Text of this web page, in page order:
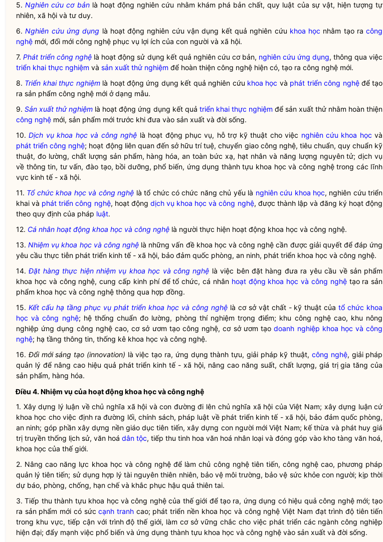
5.Nghiên cứu cơ bản là hoạt động nghiên cứu nhằm khám phá bản chất, quy luật của sự vật, hiện tượng tự
nhiên, xã hội và tư duy.
6.Nghiên cứu ứng dụng là hoạt động nghiên cứu vận dụng kết quả nghiên cứu khoa học nhằm tạo racông
nghệ mới, đổi mới công nghệ phục vụ lợi ích của con người và xã hội.
7.Phát triển công nghệ là hoạt động sử dụng kết quả nghiên cứu cơ bản, nghiên cứu ứng dụng, thông qua việc
triển khai thực nghiệm và sản xuất thử nghiệm để hoàn thiện công nghệ hiện có, tạo ra công nghệ mới.
8. Triển khai thực nghiệm là hoạt động ứng dụng kết quả nghiên cứu khoa học và phát triển công nghệđể tạo
ra sản phẩm công nghệ mới ở dạng mẫu.
9.Sản xuất thử nghiệm là hoạt động ứng dụng kết quả triển khai thực nghiệm để sản xuất thử nhằm hoàn thiện
công nghệ mới, sản phẩm mới trước khi đưa vào sản xuất và đời sống.
10.Dịch vụ khoa học và công nghệ là hoạt động phục vụ, hỗ trợ kỹ thuật cho việc nghiên cứu khoa học và
phát triển công nghệ; hoạt động liên quan đến sở hữu trí tuệ, chuyển giao công nghệ, tiêu chuẩn, quy chuẩn kỹ
thuật, đo lường, chất lượng sản phẩm, hàng hóa, an toàn bức xạ, hạt nhân và năng lượng nguyên tử; dịch vụ
về thông tin, tư vấn, đào tạo, bồi dưỡng, phổ biến, ứng dụng thành tựu khoa học và công nghệ trong các lĩnh
vực kinh tế - xã hội.
11. Tổ chức khoa học và công nghệ là tổ chức có chức năng chủ yếu là nghiên cứu khoa học, nghiên cứu triển
khai và phát triển công nghệ, hoạt động dịch vụ khoa học và công nghệ, được thành lập và đăng ký hoạt động
theo quy định của pháp luật.
12. Cá nhân hoạt động khoa học và công nghệ là người thực hiện hoạt động khoa học và công nghệ.
13.Nhiệm vụ khoa học và công nghệ là những vấn đề khoa học và công nghệ cần được giải quyết để đáp ứng
yêu cầu thực tiễn phát triển kinh tế - xã hội, bảo đảm quốc phòng, an ninh, phát triển khoa học và công nghệ.
14.Đặt hàng thực hiện nhiệm vụ khoa học và công nghệ là việc bên đặt hàng đưa ra yêu cầu về sản phẩm
khoa học và công nghệ, cung cấp kinh phí để tổ chức, cá nhân hoạt động khoa học và công nghệtạo ra sản
phẩm khoa học và công nghệ thông qua hợp đồng.
15. Kết cấu hạ tầng phục vụ phát triển khoa học và công nghệ là cơ sở vật chất - kỹ thuật củatổ chức khoa
học và công nghệ; hệ thống chuẩn đo lường, phòng thí nghiệm trọng điểm; khu công nghệ cao, khu nông
nghiệp ứng dụng công nghệ cao, cơ sở ươm tạo công nghệ, cơ sở ươm tạodoanh nghiệp khoa học và công
nghệ; hạ tầng thông tin, thống kê khoa học và công nghệ.
16. Đổi mới sáng tạo (innovation) là việc tạo ra, ứng dụng thành tựu, giải pháp kỹ thuật,công nghệ, giải pháp
quản lý để nâng cao hiệu quả phát triển kinh tế - xã hội, nâng cao năng suất, chất lượng, giá trị gia tăng của
sản phẩm, hàng hóa.
Điều 4. Nhiệm vụ củahoạt động khoa học và công nghệ
1. Xây dựng lý luận về chủ nghĩa xã hội và con đường đi lên chủ nghĩa xã hội của Việt Nam; xây dựng luận cứ
khoa học cho việc định ra đường lối, chính sách, pháp luật về phát triển kinh tế - xã hội, bảo đảm quốc phòng,
an ninh; góp phần xây dựng nền giáo dục tiên tiến, xây dựng con người mới Việt Nam; kế thừa và phát huy giá
trị truyền thống lịch sử, văn hoádân tộc, tiếp thu tinh hoa văn hoá nhân loại và đóng góp vào kho tàng văn hoá,
khoa học của thế giới.
2. Nâng cao năng lực khoa học và công nghệ để làm chủ công nghệtiên tiến, công nghệ cao, phương pháp
quản lý tiên tiến; sử dụng hợp lý tài nguyên thiên nhiên, bảo vệ môi trường, bảo vệ sức khỏe con người; kịp thời
dự báo, phòng, chống, hạn chế và khắc phục hậu quả thiên tai.
3. Tiếp thu thành tựu khoa học vàcông nghệcủa thế giới để tạo ra, ứng dụng có hiệu quảcông nghệmới; tạo
ra sản phẩm mới có sứccạnh tranhcao; phát triển nền khoa học và công nghệ Việt Nam đạt trình độ tiên tiến
trong khu vực, tiếp cận với trình độ thế giới, làm cơ sở vững chắc cho việc phát triển các ngành công nghiệp
hiện đại; đẩy mạnh việc phổ biến và ứng dụng thành tựu khoa học và công nghệ vào sản xuất và đời sống.